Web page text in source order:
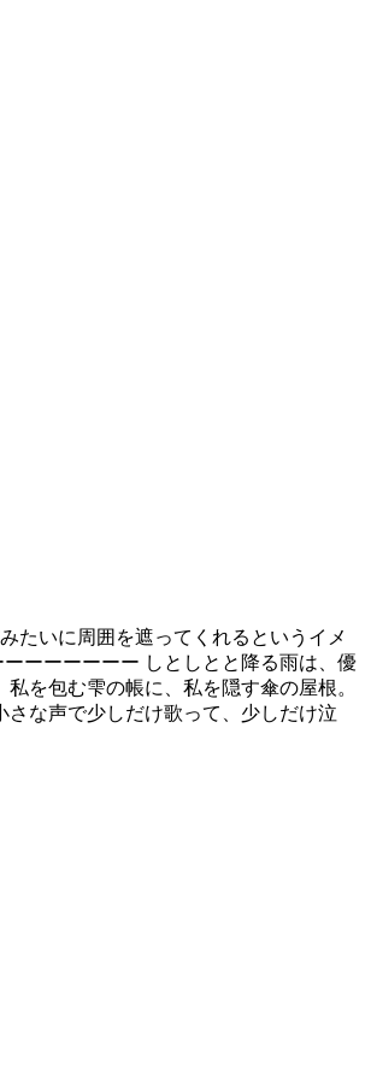
たいに周囲を遮ってくれるというイメ
ーーーーーー しとしとと降る雨は、優
を包む雫の帳に、私を隠す傘の屋根。
な声で少しだけ歌って、少しだけ泣